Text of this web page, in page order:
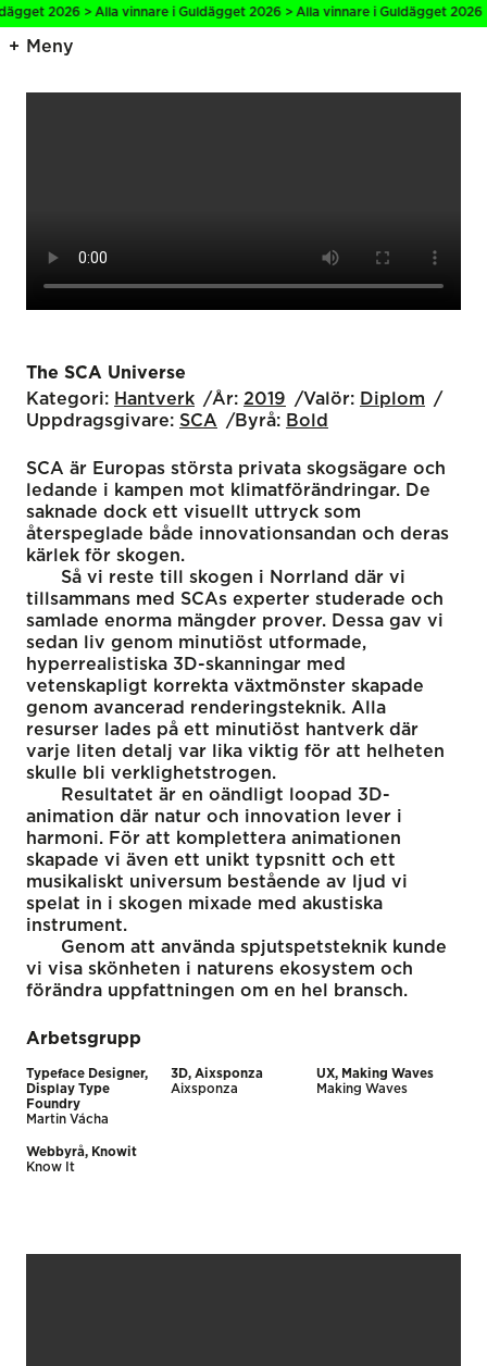
2026 > Alla vinnare i Guldägget 2026 > Alla vinnare i Guldägget 2026
Meny
The SCA Universe
Kategori: Hantverk År: 2019 Valör: Diplom
Uppdragsgivare: SCA Byrå: Bold
SCA är Europas största privata skogsägare och
ledande i kampen mot klimatförändringar. De
saknade dock ett visuellt uttryck som
återspeglade både innovationsandan och deras
kärlek för skogen.
Så vi reste till skogen i Norrland där vi
tillsammans med SCAs experter studerade och
samlade enorma mängder prover. Dessa gav vi
sedan liv genom minutiöst utformade,
hyperrealistiska 3D-skanningar med
vetenskapligt korrekta växtmönster skapade
genom avancerad renderingsteknik. Alla
resurser lades på ett minutiöst hantverk där
varje liten detalj var lika viktig för att helheten
skulle bli verklighetstrogen.
Resultatet är en oändligt loopad 3D-
animation där natur och innovation lever i
harmoni. För att komplettera animationen
skapade vi även ett unikt typsnitt och ett
musikaliskt universum bestående av ljud vi
spelat in i skogen mixade med akustiska
instrument.
Genom att använda spjutspetsteknik kunde
vi visa skönheten i naturens ekosystem och
förändra uppfattningen om en hel bransch.
Arbetsgrupp
Typeface Designer,
Display Type
Foundry
Martin Vácha
3D, Aixsponza
Aixsponza
UX, Making Waves
Making Waves
Webbyrå, Knowit
Know It